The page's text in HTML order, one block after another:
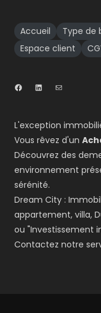
Accueil Type de
Espace client
L'exception
Vous rêvez d'un
Découvrez des
environnement
sérénité.
Dream City :
appartement, villa,
ou "Investissement
Contactez notre